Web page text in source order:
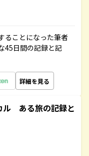
ることになった筆者
45日間の記録と記
詳細を見る
ル ある旅の記録と